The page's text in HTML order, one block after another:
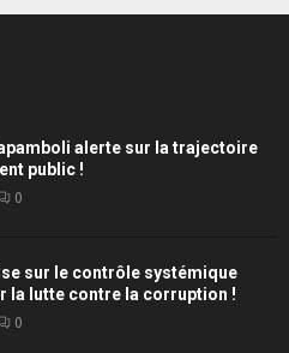
alerte sur la trajectoire
public !
0
sur le contrôle systémique
la lutte contre la corruption !
0